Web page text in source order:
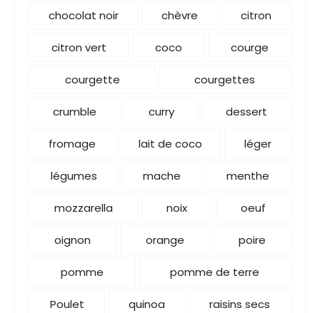
chocolat noir chèvre citron
citron vert coco courge
courgette courgettes
crumble curry dessert
fromage lait de coco léger
légumes mache menthe
mozzarella noix oeuf
oignon orange poire
pomme pomme de terre
Poulet quinoa raisins secs